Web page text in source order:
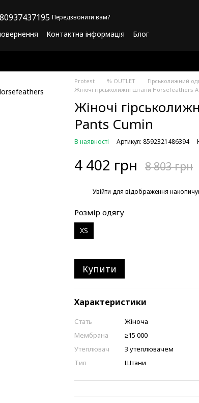
Передзвонити вам?
Контактна інформація
Блог
Protest % OUTLET Гірськолижний
Жіночі гірськолижні штани Horsefeathers
Жіночі
Pants Cumin
В наявності Артикул: 8592321486394
4 402 грн 8 803 грн
Увійти для відображення
Розмір одягу
XS
Купити
Характеристики
Стать
Жіноча
Мембрана
≥15 000
Утеплювач
З утеплювачем
Тип
Штани